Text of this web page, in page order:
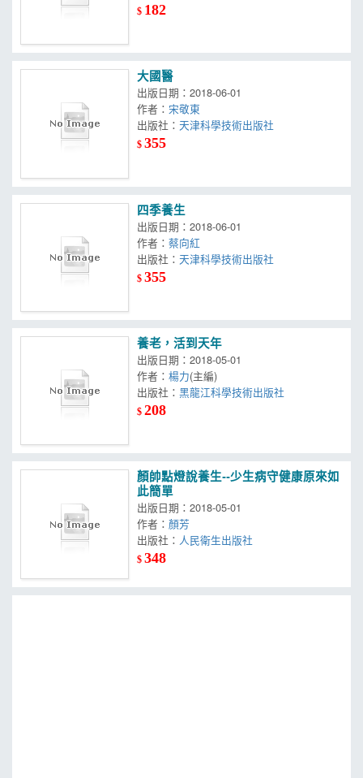
$ 182
大國醫
出版日期：2018-06-01
作者： 宋敬東
出版社：天津科學技術出版社
$355
四季養生
出版日期：2018-06-01
作者：蔡向紅
出版社：天津科學技術出版社
$355
養老，活到天年
出版日期：2018-05-01
作者：楊力(主編)
出版社：黑龍江科學技術出版社
$208
顏帥點燈說養生--少生病守健康原來如
此簡單
出版日期：2018-05-01
作者：顏芳
出版社： 人民衛生出版社
$348